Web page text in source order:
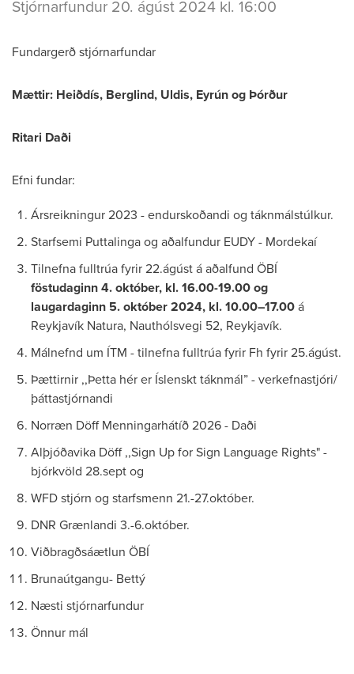
Stjórnarfundur 20. ágúst 2024 kl. 16:00
Fundargerð stjórnarfundar
Mættir: Heiðdís, Berglind, Uldis, Eyrún og Þórður
Ritari Daði
Efni fundar:
Ársreikningur 2023 - endurskoðandi og táknmálstúlkur.
Starfsemi Puttalinga og aðalfundur EUDY - Mordekaí
Tilnefna fulltrúa fyrir 22.ágúst á aðalfund ÖBÍ
föstudaginn 4. október, kl. 16.00-19.00 og
laugardaginn 5. október 2024, kl. 10.00–17.00 á
Reykjavík Natura, Nauthólsvegi 52, Reykjavík.
Málnefnd um ÍTM - tilnefna fulltrúa fyrir Fh fyrir 25.ágúst.
Þættirnir ,,Þetta hér er Íslenskt táknmál” - verkefnastjóri/
þáttastjórnandi
Norræn Döff Menningarhátíð 2026 - Daði
Alþjóðavika Döff ,,Sign Up for Sign Language Rights" -
bjórkvöld 28.sept og
WFD stjórn og starfsmenn 21.-27.október.
DNR Grænlandi 3.-6.október.
Viðbragðsáætlun ÖBÍ
Brunaútgangu- Bettý
Næsti stjórnarfundur
Önnur mál